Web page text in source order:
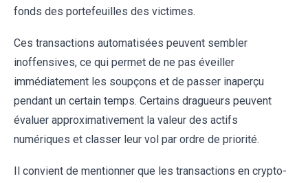
fonds des portefeuilles des victimes.
Ces transactions automatisées peuvent sembler
inoffensives, ce qui permet de ne pas éveiller
immédiatement les soupçons et de passer inaperçu
pendant un certain temps. Certains dragueurs peuvent
évaluer approximativement la valeur des actifs
numériques et classer leur vol par ordre de priorité.
Il convient de mentionner que les transactions en crypto-